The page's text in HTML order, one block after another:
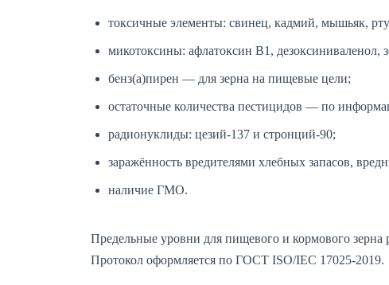
токсичные элементы: свинец, кадмий, мышьяк,
микотоксины: афлатоксин В1, дезоксиниваленол,
бенз(а)пирен — для зерна на пищевые цели;
остаточные количества пестицидов — по
радионуклиды: цезий-137 и стронций-90;
заражённость вредителями хлебных запасов,
наличие ГМО.
Предельные уровни для пищевого и кормового
Протокол оформляется по ГОСТ ISO/IEC 17025-2019.